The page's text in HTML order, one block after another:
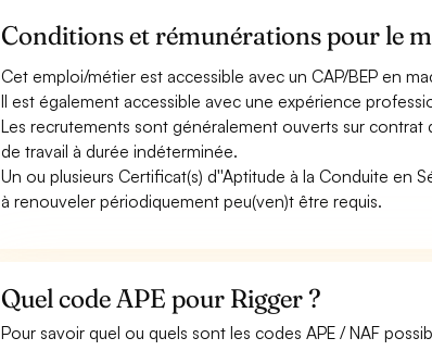
Conditions et rémunérations pour le
Cet emploi/métier est accessible avec un CAP/BEP en
Il est également accessible avec une expérience
Les recrutements sont généralement ouverts sur
de travail à durée indéterminée.
Un ou plusieurs Certificat(s) d''Aptitude à la Conduite en
à renouveler périodiquement peu(ven)t être requis.
Quel code APE pour Rigger ?
Pour savoir quel ou quels sont les codes APE / NAF